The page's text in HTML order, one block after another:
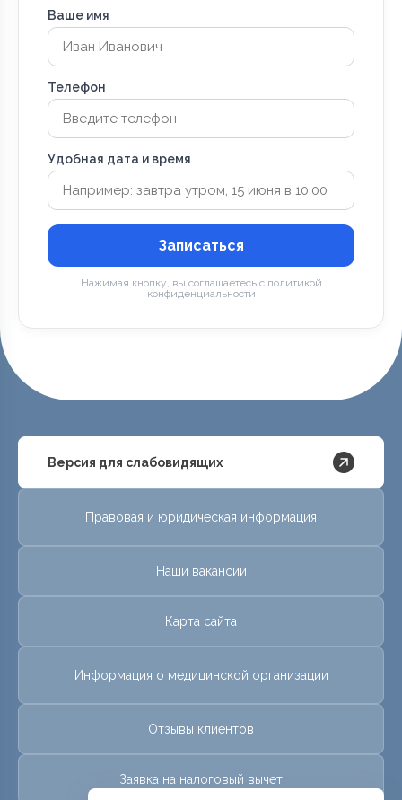
Ваше имя
Телефон
Удобная дата и время
Записаться
Нажимая кнопку, вы соглашаетесь с политикой
конфиденциальности
Версия для слабовидящих
Правовая и юридическая информация
Наши вакансии
Карта сайта
Информация о медицинской организации
Отзывы клиентов
Заявка на налоговый вычет